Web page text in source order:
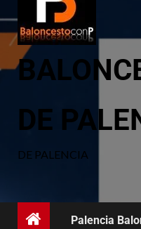
DE
DE PALENCIA
Palencia